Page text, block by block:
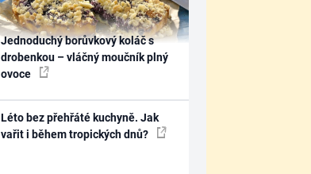
Jednoduchý borůvkový koláč s
drobenkou – vláčný moučník plný
ovoce
Léto bez přehřáté kuchyně. Jak
vařit i během tropických dnů?